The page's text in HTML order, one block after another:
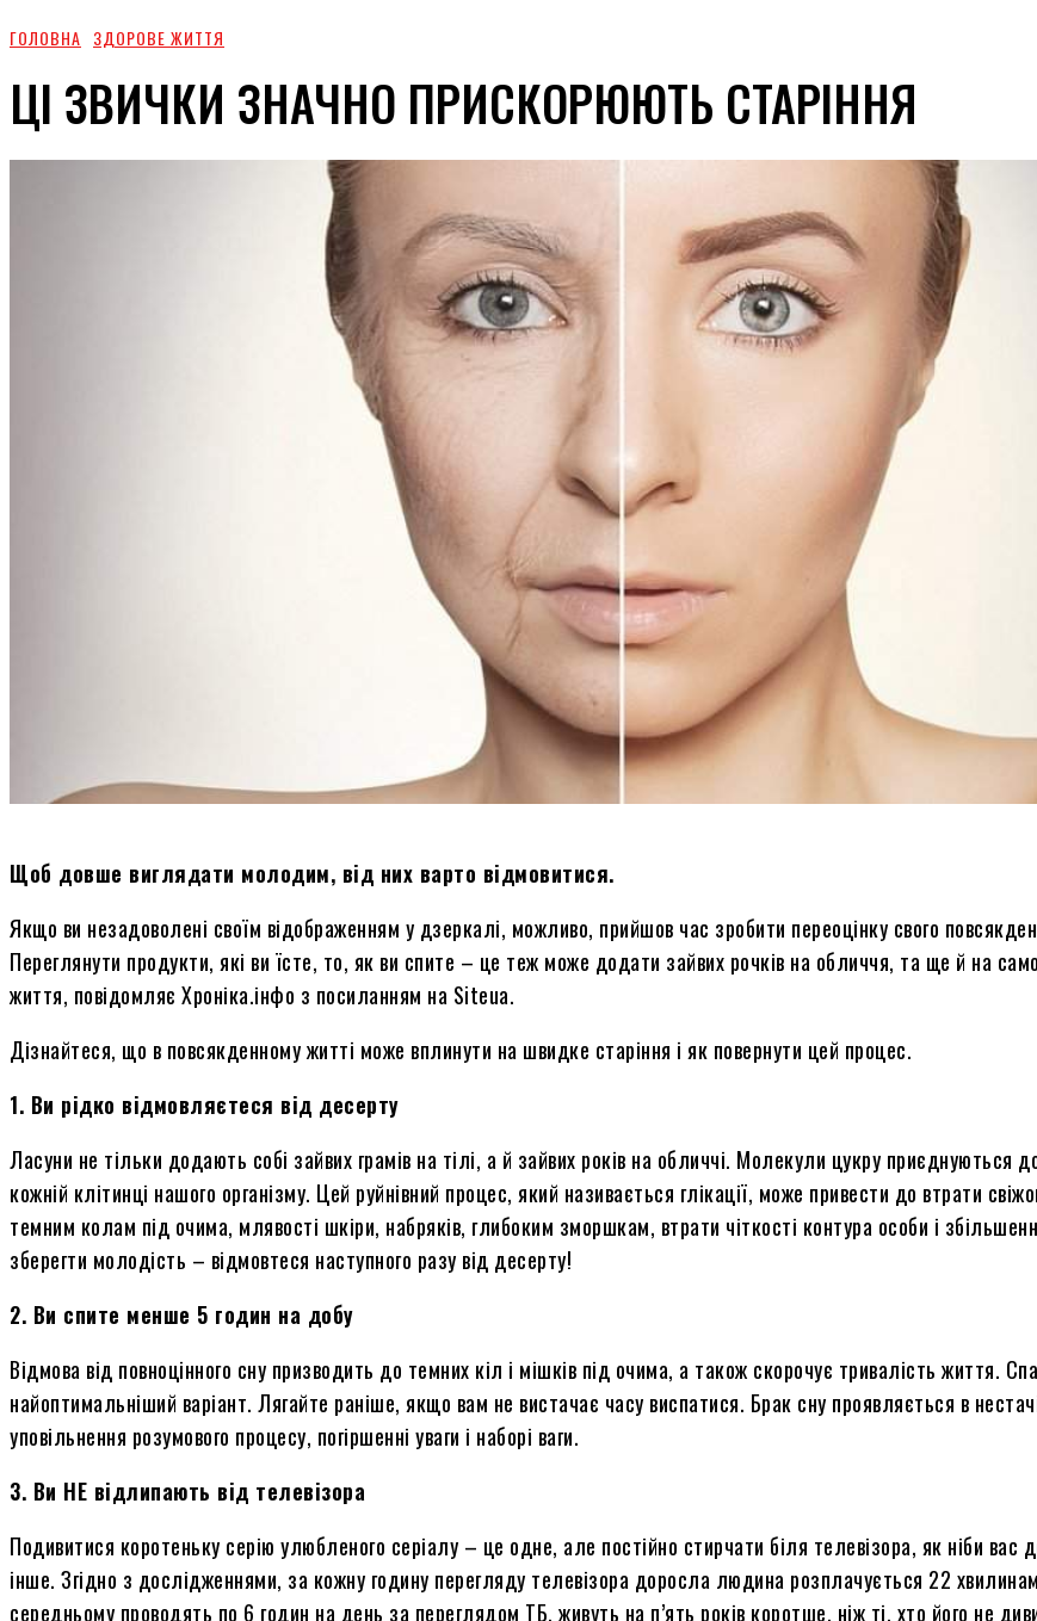
ГОЛОВНА ЗДОРОВЕ ЖИТТЯ
ЦІ ЗВИЧКИ ЗНАЧНО ПРИСКОРЮЮТЬ СТАРІННЯ
Щоб довше виглядати молодим, від них варто відмовитися.
Якщо ви незадоволені своїм відображенням у дзеркалі, можливо, прийшов час зробити переоцінку свого
Переглянути продукти, які ви їсте, то, як ви спите – це теж може додати зайвих рочків на обличчя, та ще й на
життя, повідомляє Хроніка.інфо з посиланням на Siteua.
Дізнайтеся, що в повсякденному житті може вплинути на швидке старіння і як повернути цей процес.
1. Ви рідко відмовляєтеся від десерту
Ласуни не тільки додають собі зайвих грамів на тілі, а й зайвих років на обличчі. Молекули цукру приєднуються
кожній клітинці нашого організму. Цей руйнівний процес, який називається глікації, може привести до втрати
темним колам під очима, млявості шкіри, набряків, глибоким зморшкам, втрати чіткості контура особи і
зберегти молодість – відмовтеся наступного разу від десерту!
2. Ви спите менше 5 годин на добу
Відмова від повноцінного сну призводить до темних кіл і мішків під очима, а також скорочує тривалість життя.
найоптимальніший варіант. Лягайте раніше, якщо вам не вистачає часу виспатися. Брак сну проявляється в
уповільнення розумового процесу, погіршенні уваги і наборі ваги.
3. Ви НЕ відлипають від телевізора
Подивитися коротеньку серію улюбленого серіалу – це одне, але постійно стирчати біля телевізора, як ніби вас
інше. Згідно з дослідженнями, за кожну годину перегляду телевізора доросла людина розплачується 22
середньому проводять по 6 годин на день за переглядом ТБ, живуть на п’ять років коротше, ніж ті, хто його не